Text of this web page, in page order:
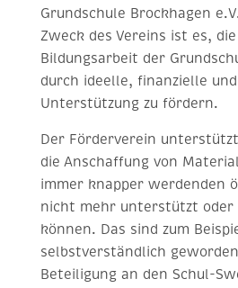
Grundschule Brockhagen
Zweck des Vereins ist es,
Bildungsarbeit der
durch ideelle, finanzielle
Unterstützung zu fördern.
Der Förderverein
die Anschaffung von
immer knapper werdenden
nicht mehr unterstützt oder
können. Das sind zum
selbstverständlich
Beteiligung an den Schul-